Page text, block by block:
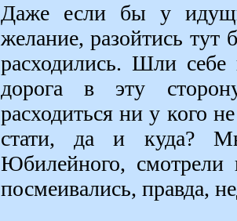
Даже если бы у
желание, разойтись тут
расходились. Шли
дорога в эту
расходиться ни у кого
стати, да и куда?
Юбилейного, смотрели
посмеивались, правда,